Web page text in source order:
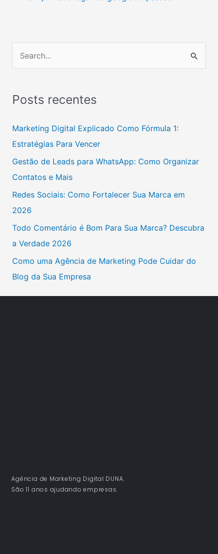
q
a
r
p
o
r
:
Posts recentes
Marketing Digital Explicado Como Fórmula 1:
Estratégias Para Vencer
Gestão de Leads para WhatsApp: Como Organizar
Contatos e Mais
Redes Sociais: Como Fortalecer Sua Marca em
2026
Todo Comentário é Bom Para Sua Marca? Descubra
a Verdade 2026
Como uma Agência de Marketing Pode Cuidar do
Blog da Sua Empresa
Agência de Marketing Digital DUNA.
São 11 anos ajudando empresas.